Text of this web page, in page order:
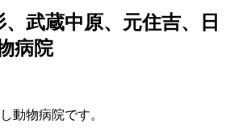
武蔵中原、元住吉、日
病院
動物病院です。